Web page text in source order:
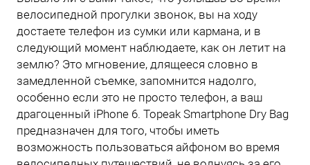
велосипедной прогулки звонок, вы на ходу
достаете телефон из сумки или кармана, и в
следующий момент наблюдаете, как он летит на
землю? Это мгновение, длящееся словно в
замедленной съемке, запомнится надолго,
особенно если это не просто телефон, а ваш
драгоценный iPhone 6. Topeak Smartphone Dry Bag
предназначен для того, чтобы иметь
возможность пользоваться айфоном во время